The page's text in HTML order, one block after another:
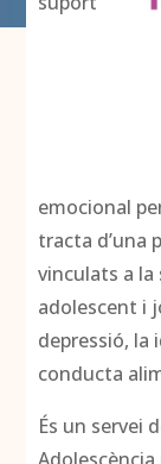
emocional
tracta d’una
vinculats a
adolescent i
depressió, la
conducta
És un servei